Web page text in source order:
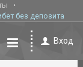
без депозита
Вход